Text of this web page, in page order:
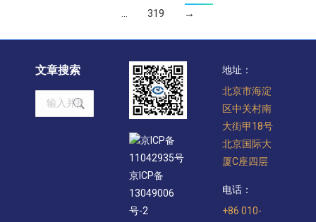
…
319 →
文章搜索
Search:
京ICP备
11042935号
京ICP备
13049006
号-2
地址：
北京市海淀
区中关村南
大街甲18号
北京国际大
厦C座四层
电话：
+86 010-